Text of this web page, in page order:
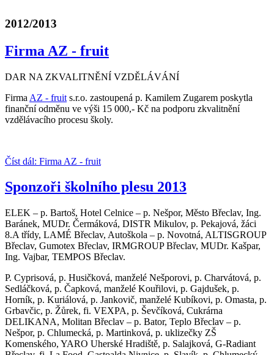
2012/2013
Firma AZ - fruit
DAR NA ZKVALITNĚNÍ VZDĚLÁVÁNÍ
Firma AZ - fruit s.r.o. zastoupená p. Kamilem Zugarem poskytla
finanční odměnu ve výši 15 000,- Kč na podporu zkvalitnění
vzdělávacího procesu školy.
Číst dál: Firma AZ - fruit
Sponzoři školního plesu 2013
ELEK – p. Bartoš, Hotel Celnice – p. Nešpor, Město Břeclav, Ing.
Baránek, MUDr. Čermáková, DISTR Mikulov, p. Pekajová, žáci
8.A třídy, LAMÉ Břeclav, Autoškola – p. Novotná, ALTISGROUP
Břeclav, Gumotex Břeclav, IRMGROUP Břeclav, MUDr. Kašpar,
Ing. Vajbar, TEMPOS Břeclav.
P. Cyprisová, p. Husičková, manželé Nešporovi, p. Charvátová, p.
Sedláčková, p. Čapková, manželé Kouřilovi, p. Gajdušek, p.
Horník, p. Kuriálová, p. Jankovič, manželé Kubíkovi, p. Omasta, p.
Grbavčic, p. Žůrek, fi. VEXPA, p. Ševčíková, Cukrárna
DELIKANA, Molitan Břeclav – p. Bator, Teplo Břeclav – p.
Nešpor, p. Chlumecká, p. Martinková, p. uklizečky ZŠ
Komenského, YARO Uherské Hradiště, p. Salajková, G-Radiant